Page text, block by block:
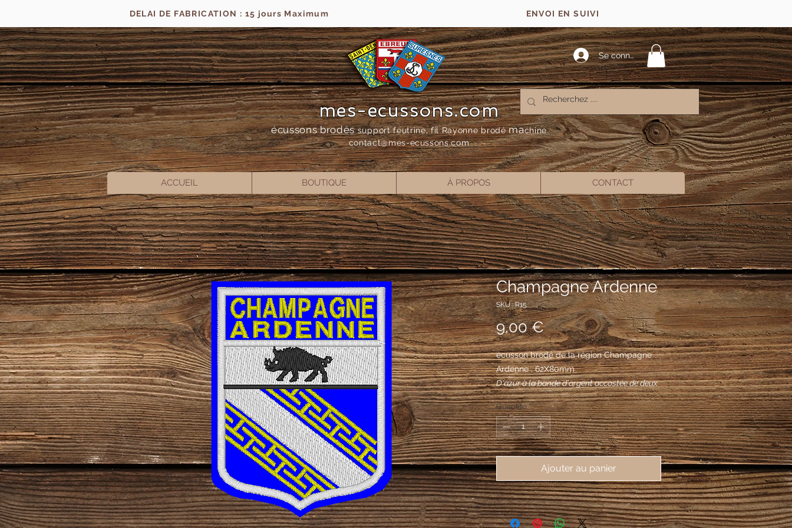
DELAI DE FABRICATION : 15 jours Maximum ENVOI EN SUIVI
Se connecter
mes-ecussons.com
écussons brodés support feutrine, fil Rayonne brodémachine
contact@mes-ecussons.com
ACCUEIL BOUTIQUE À PROPOS CONTACT
Champagne Ardenne
SKU : R15
9,00 €Prix
écusson brodé de la région Champagne
Ardenne , 62X80mm
D'azur à la bande d'argent accostée de deux
cotices potencées et contre-potencées d'or;
au chef d'argent chargé d'un sanglier de
sable
Quantité *
Ajouter au panier